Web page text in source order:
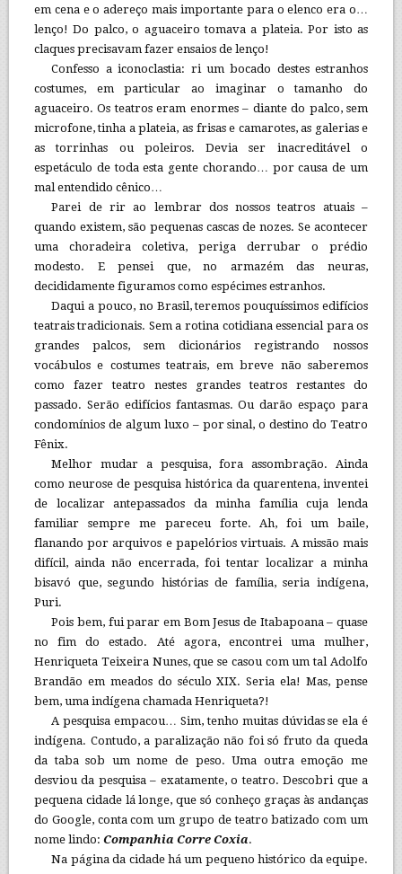
em cena e o adereço mais importante para o elenco era o…
lenço! Do palco, o aguaceiro tomava a plateia. Por isto as
claques precisavam fazer ensaios de lenço!
Confesso a iconoclastia: ri um bocado destes estranhos
costumes, em particular ao imaginar o tamanho do
aguaceiro. Os teatros eram enormes – diante do palco, sem
microfone, tinha a plateia, as frisas e camarotes, as galerias e
as torrinhas ou poleiros. Devia ser inacreditável o
espetáculo de toda esta gente chorando… por causa de um
mal entendido cênico…
Parei de rir ao lembrar dos nossos teatros atuais –
quando existem, são pequenas cascas de nozes. Se acontecer
uma choradeira coletiva, periga derrubar o prédio
modesto. E pensei que, no armazém das neuras,
decididamente figuramos como espécimes estranhos.
Daqui a pouco, no Brasil, teremos pouquíssimos edifícios
teatrais tradicionais. Sem a rotina cotidiana essencial para os
grandes palcos, sem dicionários registrando nossos
vocábulos e costumes teatrais, em breve não saberemos
como fazer teatro nestes grandes teatros restantes do
passado. Serão edifícios fantasmas. Ou darão espaço para
condomínios de algum luxo – por sinal, o destino do Teatro
Fênix.
Melhor mudar a pesquisa, fora assombração. Ainda
como neurose de pesquisa histórica da quarentena, inventei
de localizar antepassados da minha família cuja lenda
familiar sempre me pareceu forte. Ah, foi um baile,
flanando por arquivos e papelórios virtuais. A missão mais
difícil, ainda não encerrada, foi tentar localizar a minha
bisavó que, segundo histórias de família, seria indígena,
Puri.
Pois bem, fui parar em Bom Jesus de Itabapoana – quase
no fim do estado. Até agora, encontrei uma mulher,
Henriqueta Teixeira Nunes, que se casou com um tal Adolfo
Brandão em meados do século XIX. Seria ela! Mas, pense
bem, uma indígena chamada Henriqueta?!
A pesquisa empacou… Sim, tenho muitas dúvidas se ela é
indígena. Contudo, a paralização não foi só fruto da queda
da taba sob um nome de peso. Uma outra emoção me
desviou da pesquisa – exatamente, o teatro. Descobri que a
pequena cidade lá longe, que só conheço graças às andanças
do Google, conta com um grupo de teatro batizado com um
nome lindo: Companhia Corre Coxia.
Na página da cidade há um pequeno histórico da equipe.